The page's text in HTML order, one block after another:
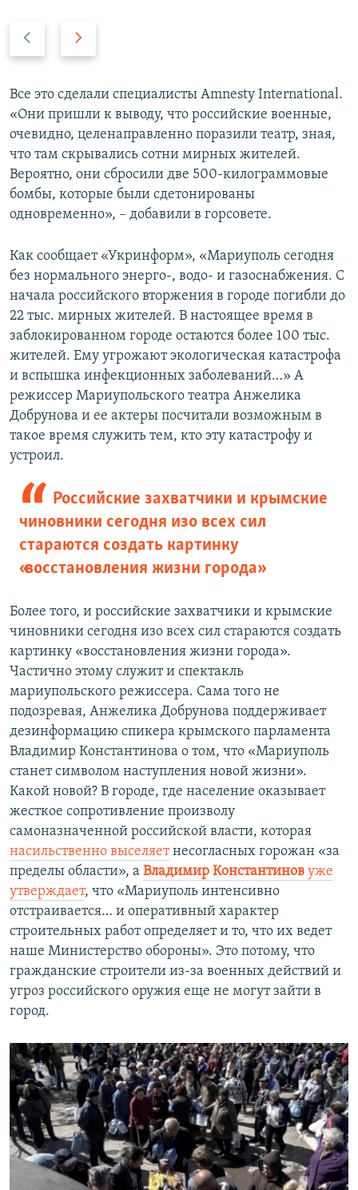
д
ы
д
у
щ
и
й
л
а
й
д
д
у
ю
щ
и
й
с
а
й
д
Все это сделали специалисты Amnesty International.
«Они пришли к выводу, что российские военные,
очевидно, целенаправленно поразили театр, зная,
что там скрывались сотни мирных жителей.
Вероятно, они сбросили две 500-килограммовые
бомбы, которые были сдетонированы
одновременно», – добавили в горсовете.
Как сообщает «Укринформ», «Мариуполь сегодня
без нормального энерго-, водо- и газоснабжения. С
начала российского вторжения в городе погибли до
22 тыс. мирных жителей. В настоящее время в
заблокированном городе остаются более 100 тыс.
жителей. Ему угрожают экологическая катастрофа
и вспышка инфекционных заболеваний…» А
режиссер Мариупольского театра Анжелика
Добрунова и ее актеры посчитали возможным в
такое время служить тем, кто эту катастрофу и
устроил.
Российские захватчики и крымские
чиновники сегодня изо всех сил
стараются создать картинку
«восстановления жизни города»
Более того, и российские захватчики и крымские
чиновники сегодня изо всех сил стараются создать
картинку «восстановления жизни города».
Частично этому служит и спектакль
мариупольского режиссера. Сама того не
подозревая, Анжелика Добрунова поддерживает
дезинформацию спикера крымского парламента
Владимир Константинова о том, что «Мариуполь
станет символом наступления новой жизни».
Какой новой? В городе, где население оказывает
жесткое сопротивление произволу
самоназначенной российской власти, которая
насильственно выселяетнесогласных горожан «за
пределы области», а Владимир Константинов уже
утверждает, что «Мариуполь интенсивно
отстраивается… и оперативный характер
строительных работ определяет и то, что их ведет
наше Министерство обороны». Это потому, что
гражданские строители из-за военных действий и
угроз российского оружия еще не могут зайти в
город.